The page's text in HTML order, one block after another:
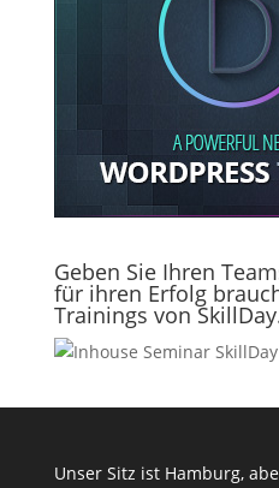
Geben Sie Ihren
für ihren Erfolg
Trainings von
Unser Sitz ist Hamburg,